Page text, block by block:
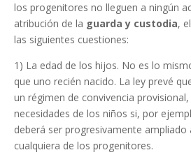
los progenitores no lleguen a ningún
atribución de la guarda y custodia,
las siguientes cuestiones:
1) La edad de los hijos. No es lo
que uno recién nacido. La ley prevé
un régimen de convivencia
necesidades de los niños si, por
deberá ser progresivamente ampliado
cualquiera de los progenitores.